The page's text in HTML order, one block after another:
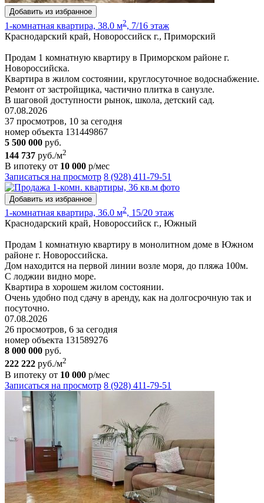
Добавить из избранное
1-комнатная квартира, 38.0 м2, 7/16 этаж
Краснодарский край, Новороссийск г., Приморский
Продам 1 комнатную квартиру в Приморском районе г.
Новороссийска.
Квартира в жилом состоянии, круглосуточное водоснабжение.
Ремонт от застройщика, частично плитка в санузле.
В шаговой доступности рынок, школа, детский сад.
07.08.2026
37 просмотров, 10 за сегодня
номер объекта 131449867
5 500 000 руб.
144 737 руб./м2
В ипотеку от 10 000 р/мес
Записаться на просмотр 8 (928) 411-79-51
Добавить из избранное
1-комнатная квартира, 36.0 м2, 15/20 этаж
Краснодарский край, Новороссийск г., Южный
Продам 1 комнатную квартиру в монолитном доме в Южном
районе г. Новороссийска.
Дом находится на первой линии возле моря, до пляжа 100м.
С лоджии видно море.
Квартира в хорошем жилом состоянии.
Очень удобно под сдачу в аренду, как на долгосрочную так и
посуточно.
07.08.2026
26 просмотров, 6 за сегодня
номер объекта 131589276
8 000 000 руб.
222 222 руб./м2
В ипотеку от 10 000 р/мес
Записаться на просмотр 8 (928) 411-79-51